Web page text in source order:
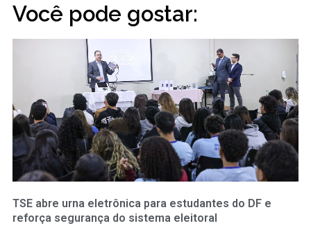
Você pode gostar:
TSE abre urna eletrônica para estudantes do DF e
reforça segurança do sistema eleitoral